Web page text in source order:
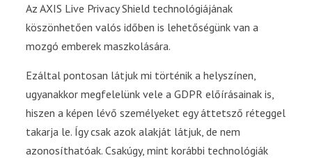
Az AXIS Live Privacy Shield technológiájának
köszönhetően valós időben is lehetőségünk van a
mozgó emberek maszkolására.
Ezáltal pontosan látjuk mi történik a helyszínen,
ugyanakkor megfelelünk vele a GDPR előírásainak is,
hiszen a képen lévő személyeket egy áttetsző réteggel
takarja le. Így csak azok alakját látjuk, de nem
azonosíthatóak. Csakúgy, mint korábbi technológiák